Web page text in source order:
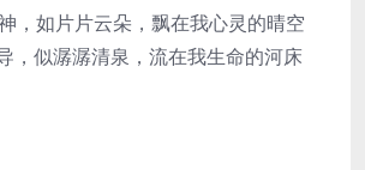
，如片片云朵，飘在我心灵的晴空
，似潺潺清泉，流在我生命的河床